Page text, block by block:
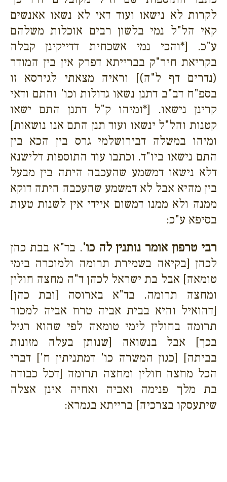
לקרות לא נישאו ועוד דאי לא נשאו אאנשים
קאי הל"ל נמי בלשון רבים אוכלות משלהם
ע"כ. [*והכי נמי אשכחית דדייקינן קבלה
בקריאת חיר"ק בברייתא דפרק אין בין המודר
(נדרים דף ל"ה)] וראיה מצאתי לגירסא זו
בספ"ח דב"ב דתנן נשאו גדולות וכו' והתם ודאי
קרינן נישאו. [*ומיהו ק"ל דתנן התם ישאו
קטנות והל"ל ינשאו ועוד תנן התם אנו נושאות]
ומיהו במשלה דבירושלמי גרס בין הכא בין
התם נישאו ביו"ד. וכתבו עוד התוספות דלישנא
דלא נישאו דמשמע שהעכבה היתה בין מבעל
בין מהיא אבל לא דמשמע שהעכבה היתה דוקא
ממנה ולא ממנו דמשום איידי אין לשנות טעות
בסיפא ע"כ:
רבי טרפון אומר נותנין לה כו'. בד"א בבת כהן
לכהן [בקיאה בשמירת תרומה ולמוכרה בימי
טומאה] אבל בת ישראל לכהן ד"ה מחצה חולין
ומחצה תרומה. בד"א בארוסה [ובת כהן]
[דהואיל והיא בבית אביה טרח אביה למכור
תרומה בחולין לימי טומאה לפי שהוא רגיל
בכך] אבל בנשואה [שנותן בעלה מזונות
בביתה] [כגון המשרה כו' דמתניתין ח'] דברי
הכל מחצה חולין ומחצה תרומה [דכל כבודה
בת מלך פנימה ואביה ואחיה אינן אצלה
שיתעסקו בצרכיה] ברייתא בגמרא: